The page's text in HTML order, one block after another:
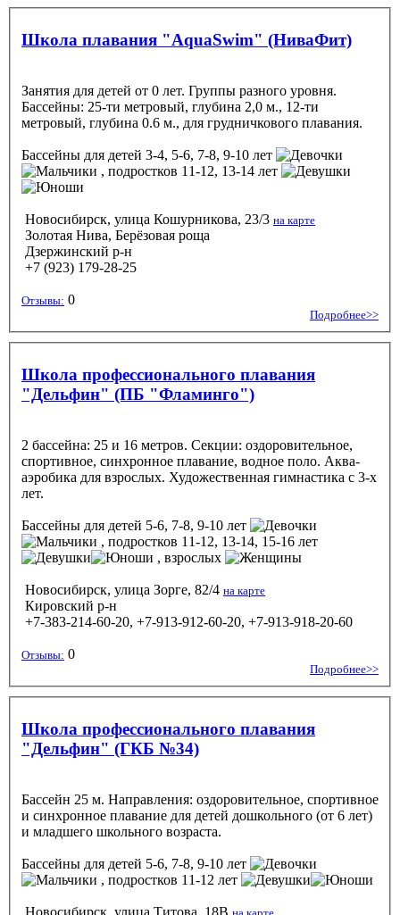
Школа плавания "AquaSwim" (НиваФит)
Занятия для детей от 0 лет. Группы разного уровня.
Бассейны: 25-ти метровый, глубина 2,0 м., 12-ти
метровый, глубина 0.6 м., для грудничкового плавания.
Бассейны для детей 3-4, 5-6, 7-8, 9-10 лет
, подростков 11-12, 13-14 лет
Новосибирск, улица Кошурникова, 23/3 на карте
Золотая Нива, Берёзовая роща
Дзержинский р-н
+7 (923) 179-28-25
Отзывы: 0
Подробнее>>
Школа профессионального плавания
"Дельфин" (ПБ "Фламинго")
2 бассейна: 25 и 16 метров. Секции: оздоровительное,
спортивное, синхронное плавание, водное поло. Аква-
аэробика для взрослых. Художественная гимнастика с 3-х
лет.
Бассейны для детей 5-6, 7-8, 9-10 лет
, подростков 11-12, 13-14, 15-16 лет
, взрослых
Новосибирск, улица Зорге, 82/4 на карте
Кировский р-н
+7-383-214-60-20, +7-913-912-60-20, +7-913-918-20-60
Отзывы: 0
Подробнее>>
Школа профессионального плавания
"Дельфин" (ГКБ №34)
Бассейн 25 м. Направления: оздоровительное, спортивное
и синхронное плавание для детей дошкольного (от 6 лет)
и младшего школьного возраста.
Бассейны для детей 5-6, 7-8, 9-10 лет
, подростков 11-12 лет
Новосибирск, улица Титова, 18В